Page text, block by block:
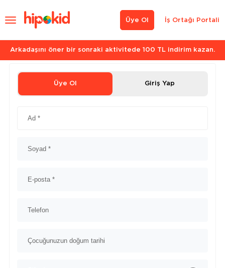
İş Ortağı Portali
Üye Ol
Arkadaşını öner bir sonraki aktivitede 100 TL indirim kazan.
Üye Ol Giriş Yap